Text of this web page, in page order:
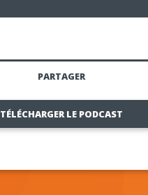
PARTAGER
TÉLÉCHARGER LE PODCAST